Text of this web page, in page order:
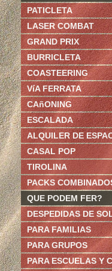
PATICLETA
LASER COMBAT
GRAND PRIX
BURRICLETA
COASTEERING
VíA FERRATA
CAñONING
ESCALADA
ALQUILER DE
CASAL POP
TIROLINA
PACKS
QUE PODEM FER?
DESPEDIDAS DE
PARA FAMILIAS
PARA GRUPOS
PARA ESCUELAS Y